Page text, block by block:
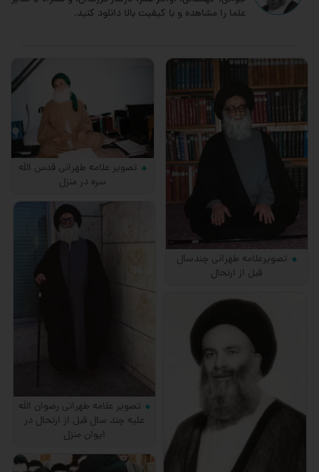
علما را مشاهده و با کیفیت بالا دانلود کنید.
تصویرعلامه طهرانی چندسال
قبل از ارتحال
تصویر علامه طهرانی قدس اللَه
سره در منزل
تصویر علامه طهرانی رضوان اللَه
علیه چند سال قبل از ارتحال در
ایوان منزل